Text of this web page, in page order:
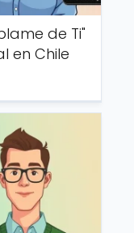
de Ti"
en Chile